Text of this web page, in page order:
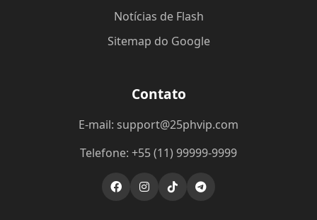
Notícias de Flash
Sitemap do Google
Contato
E-mail: support@25phvip.com
Telefone: +55 (11) 99999-9999